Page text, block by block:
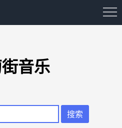
音乐